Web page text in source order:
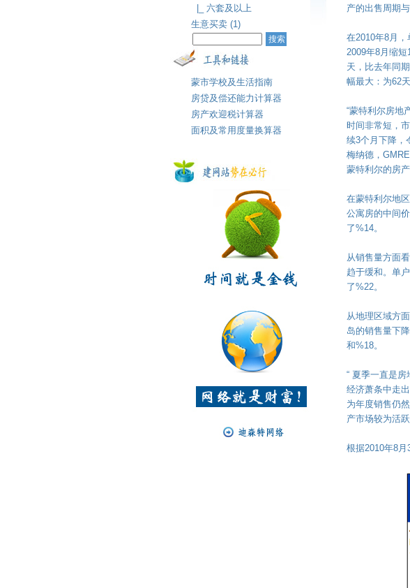
|_ 六套及以上
生意买卖 (1)
蒙市学校及生活指南
房贷及偿还能力计算器
房产欢迎税计算器
面积及常用度量换算器
产的出售周期
在2010年8月
2009年8月缩
天，比去年同
幅最大：为62
“蒙特利尔房地
时间非常短，
续3个月下降，
梅纳德，
蒙特利尔的房
在蒙特利尔地
公寓房的中间
了%14。
从销售量方面
趋于缓和。单
了%22。
从地理区域方
岛的销售量下
和%18。
“ 夏季一直是
经济萧条中走
为年度销售仍
产市场较为活
根据2010年8